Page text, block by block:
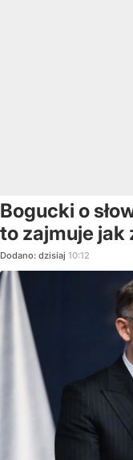
Bogucki o
to zajmuje jak
Dodano: dzisiaj 10:12